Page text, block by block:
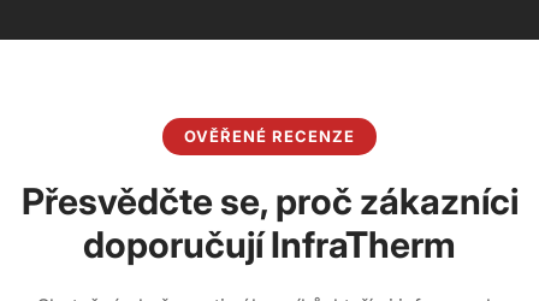
OVĚŘENÉ RECENZE
Přesvědčte se, proč zákazníci
doporučují InfraTherm